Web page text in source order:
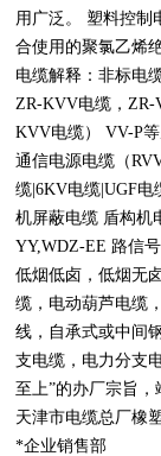
用广泛。 塑料控制
合使用的聚氯乙烯
电缆解释：非标电
ZR-KVV电缆， ZR-
KVV电缆） VV-P
通信电源电缆（
缆 |6KV电缆 |UGF电
机屏蔽电缆 盾构机
YY,WDZ-EE 路信
低烟低卤，低烟无
缆，电动葫芦电缆
线，自承式或中间
支电缆，电力分支
至上”的办厂宗旨，
天津市电缆总厂橡
*企业销售部